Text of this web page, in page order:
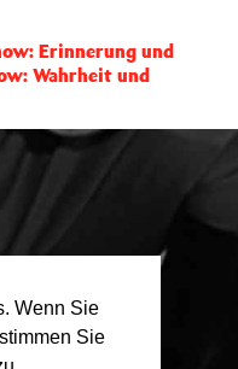
Wenn Sie
Sie
Erinnerung und
Wahrheit und